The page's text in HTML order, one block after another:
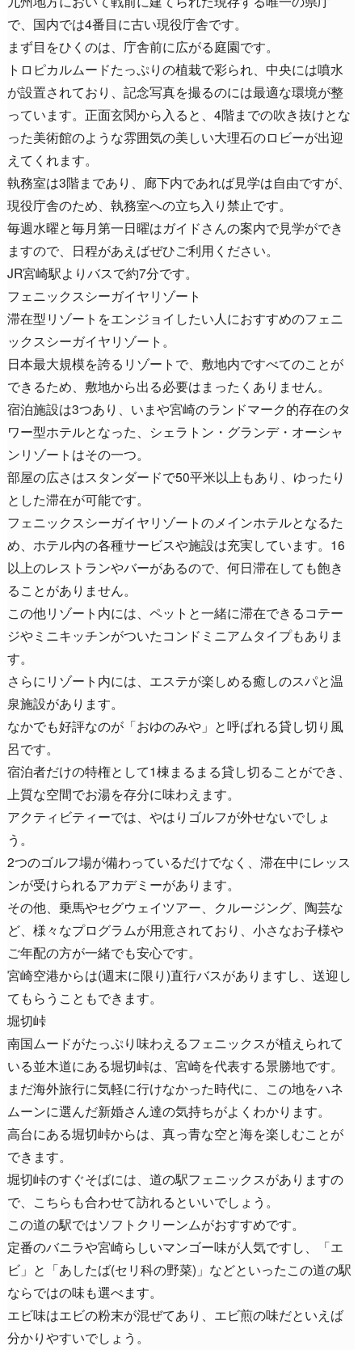
で、国内では4番目に古い現役庁舎です。
まず目をひくのは、庁舎前に広がる庭園です。
トロピカルムードたっぷりの植栽で彩られ、中央には噴水
が設置されており、記念写真を撮るのには最適な環境が整
っています。正面玄関から入ると、4階までの吹き抜けとな
った美術館のような雰囲気の美しい大理石のロビーが出迎
えてくれます。
執務室は3階まであり、廊下内であれば見学は自由ですが、
現役庁舎のため、執務室への立ち入り禁止です。
毎週水曜と毎月第一日曜はガイドさんの案内で見学ができ
ますので、日程があえばぜひご利用ください。
JR宮崎駅よりバスで約7分です。
フェニックスシーガイヤリゾート
滞在型リゾートをエンジョイしたい人におすすめのフェニ
ックスシーガイヤリゾート。
日本最大規模を誇るリゾートで、敷地内ですべてのことが
できるため、敷地から出る必要はまったくありません。
宿泊施設は3つあり、いまや宮崎のランドマーク的存在のタ
ワー型ホテルとなった、シェラトン・グランデ・オーシャ
ンリゾートはその一つ。
部屋の広さはスタンダードで50平米以上もあり、ゆったり
とした滞在が可能です。
フェニックスシーガイヤリゾートのメインホテルとなるた
め、ホテル内の各種サービスや施設は充実しています。16
以上のレストランやバーがあるので、何日滞在しても飽き
ることがありません。
この他リゾート内には、ペットと一緒に滞在できるコテー
ジやミニキッチンがついたコンドミニアムタイプもありま
す。
さらにリゾート内には、エステが楽しめる癒しのスパと温
泉施設があります。
なかでも好評なのが「おゆのみや」と呼ばれる貸し切り風
呂です。
宿泊者だけの特権として1棟まるまる貸し切ることができ、
上質な空間でお湯を存分に味わえます。
アクティビティーでは、やはりゴルフが外せないでしょ
う。
2つのゴルフ場が備わっているだけでなく、滞在中にレッス
ンが受けられるアカデミーがあります。
その他、乗馬やセグウェイツアー、クルージング、陶芸な
ど、様々なプログラムが用意されており、小さなお子様や
ご年配の方が一緒でも安心です。
宮崎空港からは(週末に限り)直行バスがありますし、送迎し
てもらうこともできます。
堀切峠
南国ムードがたっぷり味わえるフェニックスが植えられて
いる並木道にある堀切峠は、宮崎を代表する景勝地です。
まだ海外旅行に気軽に行けなかった時代に、この地をハネ
ムーンに選んだ新婚さん達の気持ちがよくわかります。
高台にある堀切峠からは、真っ青な空と海を楽しむことが
できます。
堀切峠のすぐそばには、道の駅フェニックスがありますの
で、こちらも合わせて訪れるといいでしょう。
この道の駅ではソフトクリーンムがおすすめです。
定番のバニラや宮崎らしいマンゴー味が人気ですし、「エ
ビ」と「あしたば(セリ科の野菜)」などといったこの道の駅
ならではの味も選べます。
エビ味はエビの粉末が混ぜてあり、エビ煎の味だといえば
分かりやすいでしょう。